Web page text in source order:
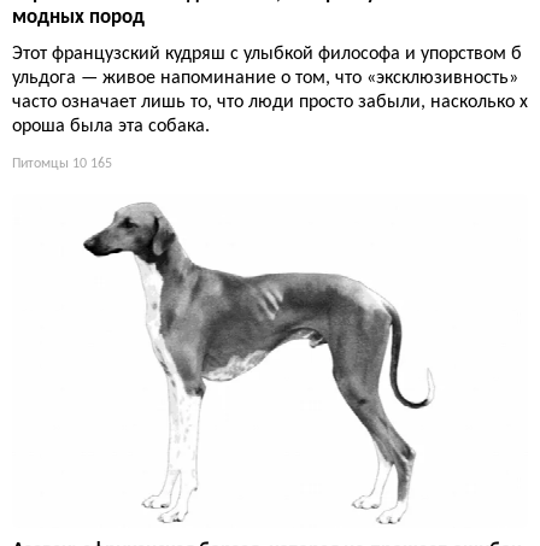
модных пород
Этот французский кудряш с улыбкой философа и упорством б
ульдога — живое напоминание о том, что «эксклюзивность»
часто означает лишь то, что люди просто забыли, насколько х
ороша была эта собака.
Питомцы 10 165